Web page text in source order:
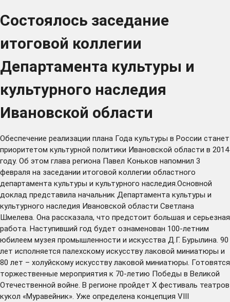
Состоялось заседание
итоговой коллегии
Департамента культуры и
культурного наследия
Ивановской области
Обеспечение реализации плана Года культуры в России станет
приоритетом культурной политики Ивановской области в 2014
году. Об этом глава региона Павел Коньков напомнил 3
февраля на заседании итоговой коллегии областного
департамента культуры и культурного наследия.Основной
доклад представила начальник Департамента культуры и
культурного наследия Ивановской области Светлана
Шмелева. Она рассказала, что предстоит большая и серьезная
работа. Наступивший год будет ознаменован 100-летним
юбилеем музея промышленности и искусства Д.Г. Бурылина. 90
лет исполняется палехскому искусству лаковой миниатюры и
80 лет – холуйскому искусству лаковой миниатюры. Готовятся
торжественные мероприятия к 70-летию Победы в Великой
Отечественной войне. В регионе пройдет X фестиваль театров
кукол «Муравейник». Уже определена концепция VIII